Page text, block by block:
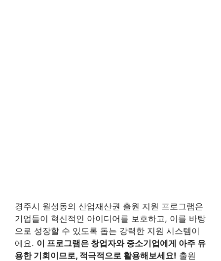
경주시 월성동의 산업재산권 출원 지원 프로그램은
기업들이 혁신적인 아이디어를 보호하고, 이를 바탕
으로 성장할 수 있도록 돕는 강력한 지원 시스템이
에요. 이 프로그램은 창업자와 중소기업에게 아주 유
용한 기회이므로, 적극적으로 활용해보세요! 출원